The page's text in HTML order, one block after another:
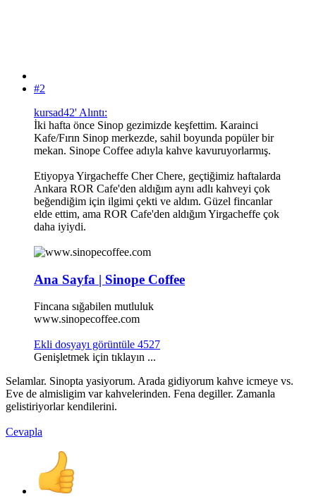
#2
kursad42' Alıntı:
İki hafta önce Sinop gezimizde keşfettim. Karainci
Kafe/Fırın Sinop merkezde, sahil boyunda popüler bir
mekan. Sinope Coffee adıyla kahve kavuruyorlarmış.
Etiyopya Yirgacheffe Cher Chere, geçtiğimiz haftalarda
Ankara ROR Cafe'den aldığım aynı adlı kahveyi çok
beğendiğim için ilgimi çekti ve aldım. Güzel fincanlar
elde ettim, ama ROR Cafe'den aldığım Yirgacheffe çok
daha iyiydi.
Ana Sayfa | Sinope Coffee
Fincana sığabilen mutluluk
www.sinopecoffee.com
Ekli dosyayı görüntüle 4527
Genişletmek için tıklayın ...
Selamlar. Sinopta yasiyorum. Arada gidiyorum kahve icmeye vs.
Eve de almisligim var kahvelerinden. Fena degiller. Zamanla
gelistiriyorlar kendilerini.
Cevapla